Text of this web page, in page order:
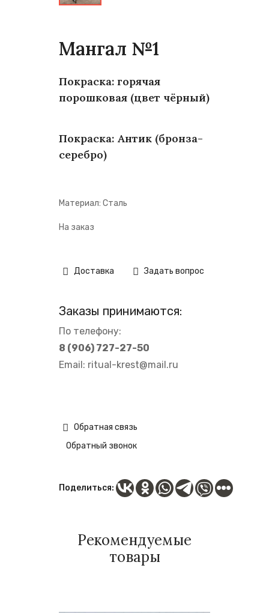
Мангал №1
Покраска: горячая
порошковая (цвет чёрный)
Покраска: Антик (бронза-
серебро)
Материал: Сталь
На заказ
Доставка Задать вопрос
Заказы принимаются:
По телефону:
8 (906) 727-27-50
Email: ritual-krest@mail.ru
Обратная связь
Обратный звонок
Поделиться:
Рекомендуемые
товары